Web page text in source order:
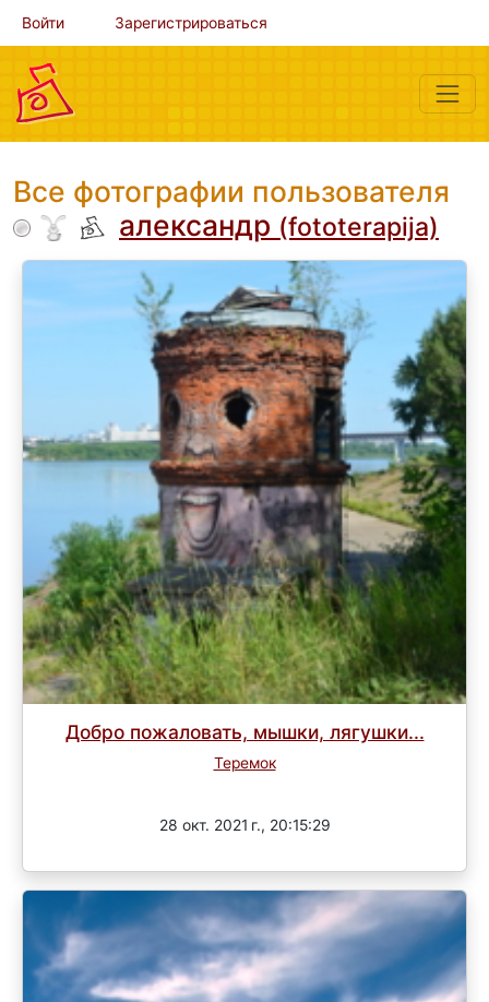
Войти Зарегистрироваться
Все фотографии пользователя
александр (fototerapija)
Добро пожаловать, мышки, лягушки...
Теремок
28 окт. 2021 г., 20:15:29